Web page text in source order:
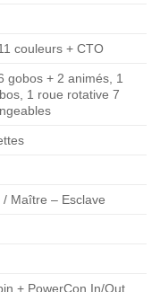
couleurs + CTO
gobos + 2 animés, 1
1 roue rotative 7
/ Maître – Esclave
+ PowerCon In/Out